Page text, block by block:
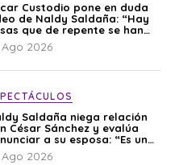
Custodio pone en duda
de Naldy Saldaña: “Hay
que de repente se han
Ago 2026
Saldaña niega relación
César Sánchez y evalúa
a su esposa: “Es una
Ago 2026